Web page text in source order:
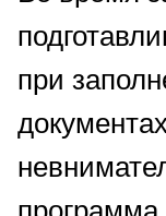
при
программа